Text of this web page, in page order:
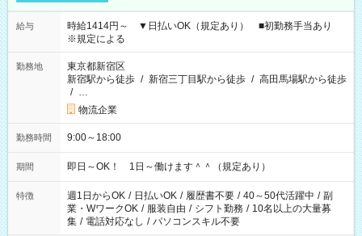
給与
時給1414円～ ▼日払いOK（規定あり） ■初勤務手当あり
※規定による
勤務地
東京都新宿区
新宿駅から徒歩 / 新宿三丁目駅から徒歩 / 高田馬場駅から徒歩
/ …
物流企業
勤務時間 9:00～18:00
期間 即日～OK！ 1日～働けます＾＾（規定あり）
特徴 週1日からOK / 日払いOK / 履歴書不要 / 40～50代活躍中 / 副
業・WワークOK / 服装自由 / シフト勤務 / 10名以上の大量募
集 / 電話対応なし / パソコンスキル不要